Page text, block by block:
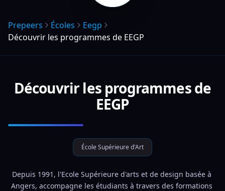
Prepeers Écoles
Eegp
Découvrir les programmes de EEGP
Découvrir les programmes de
EEGP
École Supérieure d'Art
Depuis 1991, l'Ecole Supérieure d'arts et de design basée à
Angers, accompagne les étudiants à travers des formations